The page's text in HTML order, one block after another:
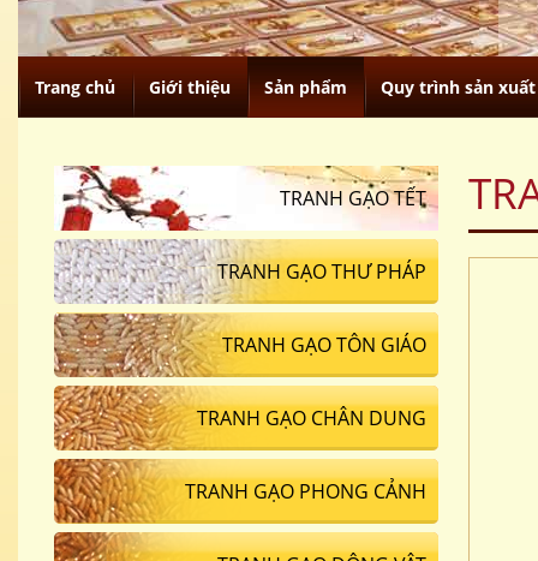
Trang chủ Giới thiệu Sản phẩm Quy trình sản xuất
TRANH GẠO TẾT
TRANH GẠO THƯ PHÁP
TRANH GẠO TÔN GIÁO
TRANH GẠO CHÂN DUNG
TRANH GẠO PHONG CẢNH